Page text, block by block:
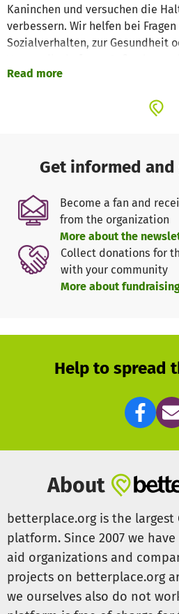
Kaninchen und versuchen die
verbessern. Wir helfen bei Fragen
Sozialverhalten, zur Gesundheit
zum Gehegebau.
Unser Fachwissen um die
Pflege und Haltung aufzuklären
Seite zu stehen.
Außerdem unterhalten wir eine
ausgesetzte, misshandelte und
gewollte Kaninchen. Wir nehmen
kranke und gehandicapte
Lebensabend bei uns verbringen
Euro, also ca. 3.000 Euro im Jahr.
Nordfriesland keinerlei
bekommt, sind wir auf Ihre
geholfen werden kann wie z. B.
Thekla: Eine Häsin, die an EC - der
Schiefkopfkrankheit leidet.
Kolumbus: Ein junger Riese, der
Shenoa: Eine seit Geburt blinde
unserer Gnadenhofgruppe lebt
Read more
Get informed
Become a fan and
from the organization
More about the
Collect donations for
with your community
More about
Help to spread
About
betterplace.org is the largest
platform. Since 2007 we
aid organizations and
projects on betterplace.org
we ourselves also do not